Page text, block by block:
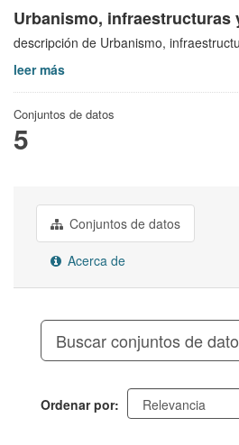
Urbanismo, infraestructuras
descripción de Urbanismo,
leer más
Conjuntos de datos
5
Conjuntos de datos
Acerca de
Ordenar por